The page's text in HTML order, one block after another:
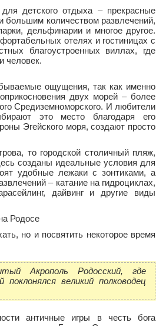
детского отдыха – прекрасные
большим количеством развлечений,
дельфинарии и многое другое.
отелях и гостиницах с
благоустроенных виллах, где
человек.
ощущения, так как именно
двух морей – более
Средиземноморского. И любители
это место благодаря его
Эгейского моря, создают просто
то городской столичный пляж,
созданы идеальные условия для
удобные лежаки с зонтиками, а
– катание на гидроциклах,
дайвинг и другие виды
но и посвятить некоторое время
Акрополь Родосский, где
великий полководец
античные игры в честь бога